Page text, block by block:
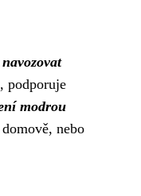
podporuje
modrou
nebo